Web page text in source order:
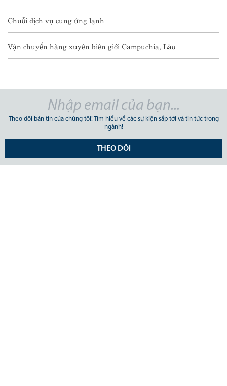
Chuỗi dịch vụ cung ứng lạnh
Vận chuyển hàng xuyên biên giới Campuchia, Lào
Theo dõi bản tin của chúng tôi! Tìm hiểu về các sự kiện sắp tới và tin tức trong
ngành!
THEO DÕI